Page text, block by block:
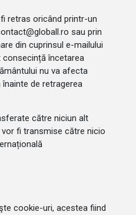
oricând printr-un
sau prin
din cuprinsul e-mailului
consecință încetarea
nu va afecta
de retragerea
către niciun alt
fi transmise către nicio
uri, acestea fiind